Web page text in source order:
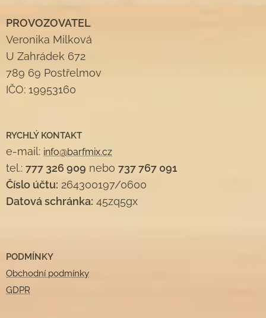
PROVOZOVATEL
Veronika Milková
U Zahrádek 672
789 69 Postřelmov
IČO: 19953160
RYCHLÝ KONTAKT
e-mail: info@barfmix.cz
tel.: 777 326 909 nebo 737 767 091
Číslo účtu: 264300197/0600
Datová schránka: 45zq5gx
PODMÍNKY
Obchodní podmínky
GDPR